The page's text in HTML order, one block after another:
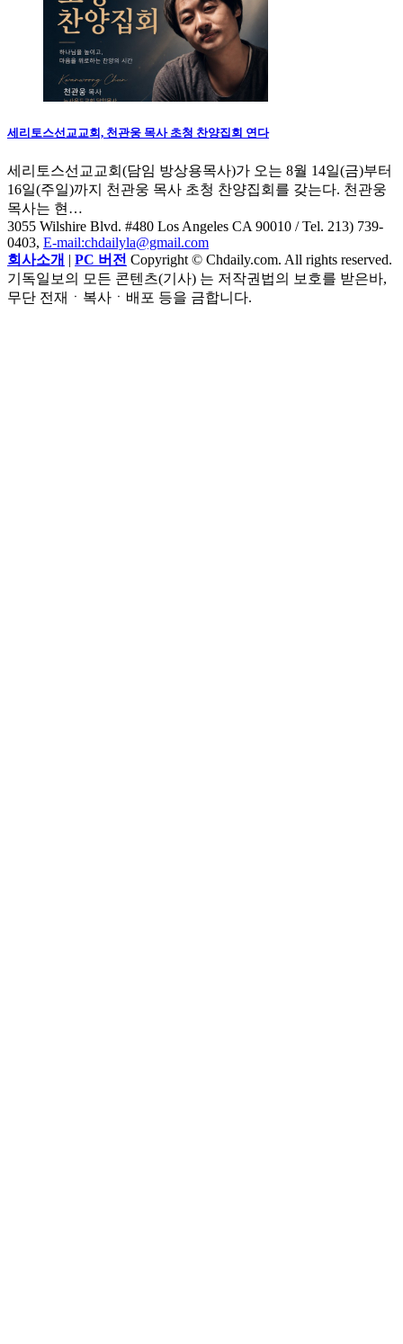
세리토스선교교회, 천관웅 목사 초청 찬양집회 연다
세리토스선교교회(담임 방상용목사)가 오는 8월 14일(금)부터
16일(주일)까지 천관웅 목사 초청 찬양집회를 갖는다. 천관웅
목사는 현…
3055 Wilshire Blvd. #480 Los Angeles CA 90010 / Tel. 213) 739-
0403, E-mail:chdailyla@gmail.com
회사소개 | PC 버전 Copyright © Chdaily.com. All rights reserved.
기독일보의 모든 콘텐츠(기사) 는 저작권법의 보호를 받은바,
무단 전재ㆍ복사ㆍ배포 등을 금합니다.